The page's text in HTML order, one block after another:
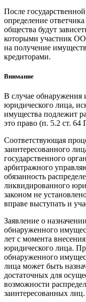
После
определение
общества будут
которыми участник
на получение
кредиторами.
Внимание
В случае обнаружения
юридического лица,
имущества подлежит
это право (п. 5.2 ст.
Соответствующая
заинтересованного
государственного
арбитражного
обязанность
ликвидированного
законом не
вправе выступать и
Заявление о
обнаруженного
лет с момента
юридического лица.
обнаруженного
лица может быть
достаточных для
возможности
заинтересованных лиц.